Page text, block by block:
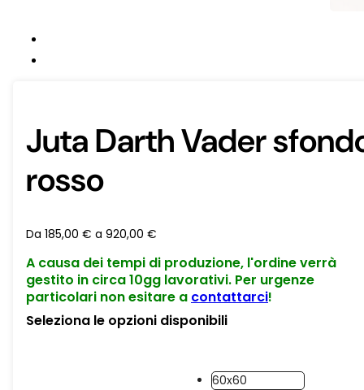
Juta Darth Vader
rosso
Da 185,00 € a 920,00 €
A causa dei tempi di produzione, l'ordine verrà
gestito in circa 10gg lavorativi. Per urgenze
particolari non esitare a contattarci!
Seleziona le opzioni disponibili
60x60